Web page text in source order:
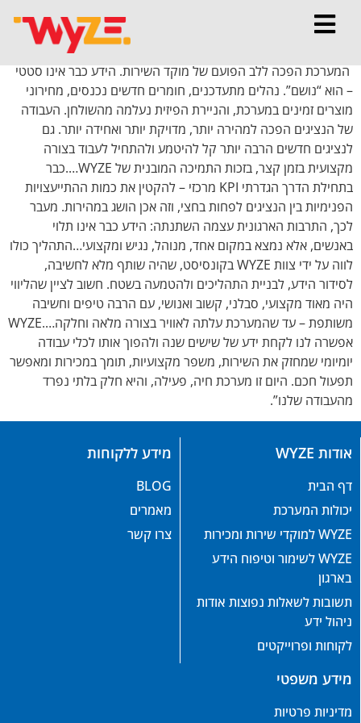
אינטרנט,
לחץ
אנטר
כדי
לעבור
לאזור
תוכן
מרכזי
WYZE
המערכת הפכה ללב הפועם של מוקד השירות. הידע כבר אינו סטטי
– הוא “נושם”. נהלים מתעדכנים, חומרים חדשים נכנסים, מחירוני
מוצרים זמינים במערכת, והניירת הפיזית נעלמה מהשולחן. העבודה
של הנציגים הפכה למהירה יותר, מדויקת יותר ואחידה יותר. גם
לנציגים חדשים הרבה יותר קל להיטמע ולהתחיל לעבוד בצורה
מקצועית בזמן קצר, בזכות התמיכה המובנית של WYZE….כבר
בתחילת הדרך הגדרתי KPI מרכזי – להקטין את כמות ההתייעצויות
הפנימיות בין הנציגים לפחות בחצי, וזה אכן הושג במהירות. מעבר
לכך, התרבות הארגונית עצמה השתנתה: הידע כבר אינו תלוי
באנשים, אלא נמצא במקום אחד, מנוהל, נגיש ומקצועי…התהליך כולו
לווה על ידי צוות WYZE בקונסיסט, שהיה שותף מלא לחשיבה,
לסידור הידע, לבניית התהליכים ולהטמעה בשטח. חשוב לציין שהליווי
היה מאוד מקצועי, סבלני, קשוב ואנושי, עם הרבה טיפים וחשיבה
משותפת – עד שהמערכת עלתה לאוויר בצורה מלאה וחלקה….WYZE
אפשרה לנו לקחת ידע של שישים שנה ולהפוך אותו לכלי עבודה
יומיומי שמחזק את השירות, משפר מקצועיות, תומך במכירות ומאפשר
תפעול חכם. היום זו מערכת חיה, פעילה, והיא חלק בלתי נפרד
מהעבודה שלנו”.
אודות WYZE
דף הבית
יכולות המערכת
WYZE למוקדי שירות ומכירות
WYZE לשימור וטיפוח הידע
בארגון
תשובות לשאלות נפוצות אודות
ניהול ידע
לקוחות ופרוייקטים
מידע ללקוחות
BLOG
מאמרים
צרו קשר
מידע משפטי
מדיניות פרטיות